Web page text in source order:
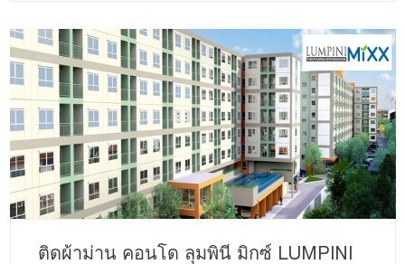
ติดผ้าม่าน คอนโด ลุมพินี มิกซ์ LUMPINI